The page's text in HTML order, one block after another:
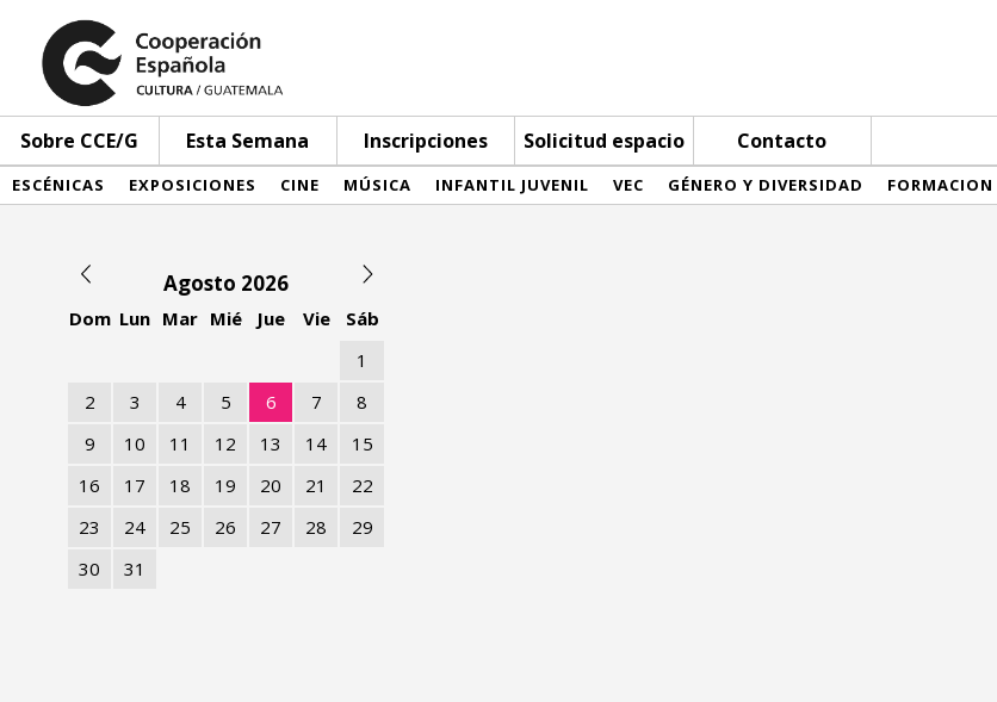
Sobre CCE/G Esta Semana Inscripciones Solicitud espacio Contacto
ESCÉNICAS EXPOSICIONES CINE MÚSICA INFANTIL JUVENIL VEC GÉNERO Y DIVERSIDAD FORMACION
Agosto 2026
Dom Lun Mar Mié Jue Vie
Sáb
1
2
3 4 5 6 7
8
9
10 11 12 13 14
15
16
17 18 19 20 21
22
23
24 25 26 27 28
29
30
31